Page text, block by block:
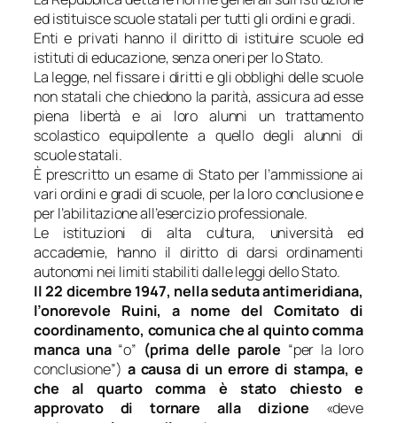
ed istituisce scuole statali per tutti gli ordini e gradi.
Enti e privati hanno il diritto di istituire scuole ed
istituti di educazione, senza oneri per lo Stato.
La legge, nel fissare i diritti e gli obblighi delle scuole
non statali che chiedono la parità, assicura ad esse
piena libertà e ai loro alunni un trattamento
scolastico equipollente a quello degli alunni di
scuole statali.
È prescritto un esame di Stato per l’ammissione ai
vari ordini e gradi di scuole, per la loro conclusione e
per l’abilitazione all’esercizio professionale.
Le istituzioni di alta cultura, università ed
accademie, hanno il diritto di darsi ordinamenti
autonomi nei limiti stabiliti dalle leggi dello Stato.
Il 22 dicembre 1947, nella seduta antimeridiana,
l’onorevole Ruini, a nome del Comitato di
coordinamento, comunica che al quinto comma
manca una “o” (prima delle parole “per la loro
conclusione”) a causa di un errore di stampa, e
che al quarto comma è stato chiesto e
approvato di tornare alla dizione «deve